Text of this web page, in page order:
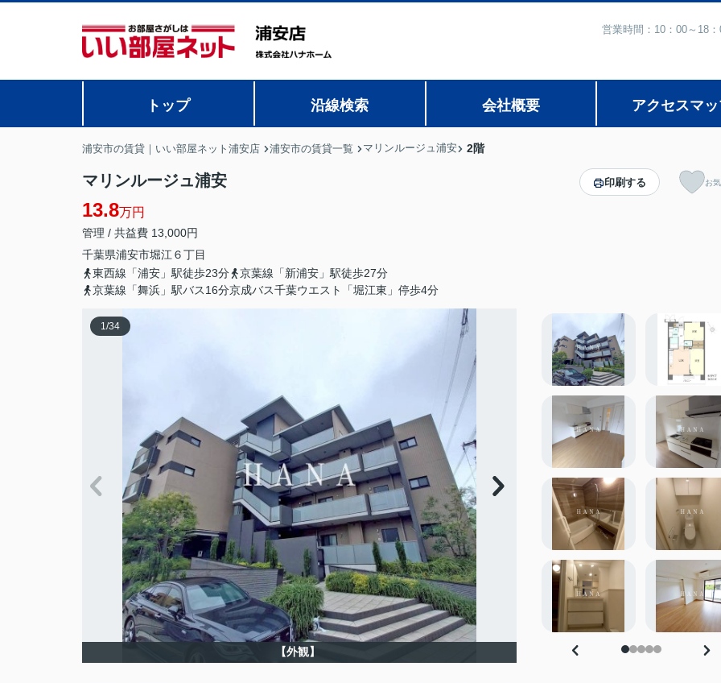
営業時間：10：00～18
トップ 沿線検索 会社概要 アクセスマ
浦安市の賃貸｜いい部屋ネット浦安店 浦安市の賃貸一覧 マリンルージュ浦安 2階
マリンルージュ浦安
13.8万円
管理 / 共益費 13,000円
千葉県浦安市堀江 ６丁目
東西線「浦安」駅徒歩23分
京葉線「新浦安」駅徒歩27分
京葉線「舞浜」駅バス16分京成バス千葉ウエスト「堀江東」停歩4分
印刷する お
1/34
【外観】